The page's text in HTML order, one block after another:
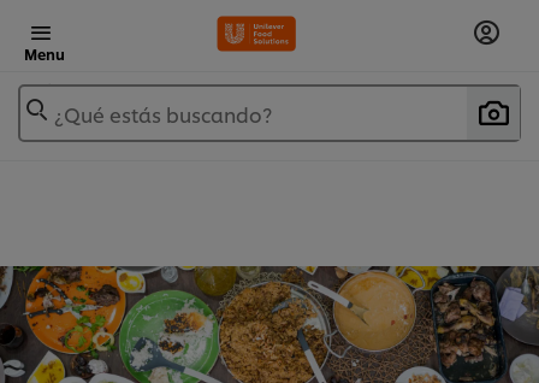
Menu
¿Qué estás buscando?